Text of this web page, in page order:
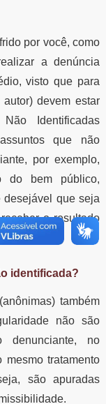
por você, como
a denúncia
visto que para
devem estar
Identificadas
que não
por exemplo,
do bem público,
desejável que seja
o resultado
identificada?
também
não são
denunciante, no
mesmo tratamento
são apuradas